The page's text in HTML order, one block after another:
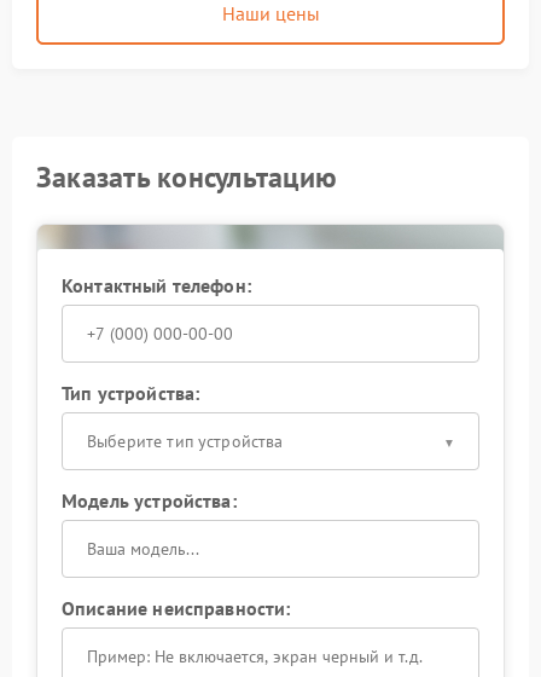
Наши цены
Заказать консультацию
Контактный телефон:
Тип устройства:
Выберите тип устройства
Модель устройства:
Описание неисправности: